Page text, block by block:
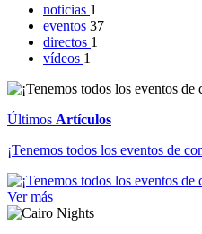
noticias 1
eventos 37
directos 1
vídeos 1
Últimos Artículos
¡Tenemos todos los eventos de
Ver más